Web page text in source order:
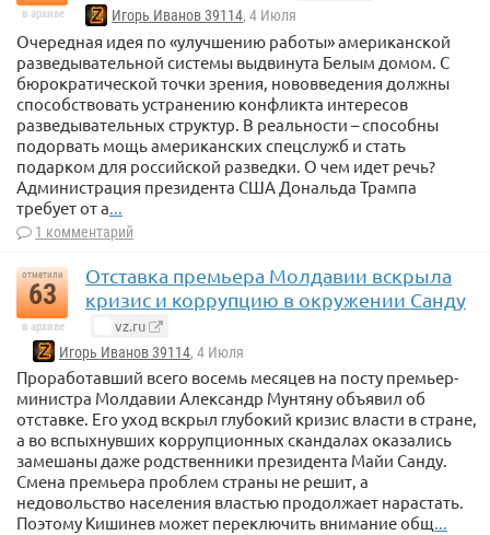
в архиве Игорь Иванов 39114, 4 Июля
Очередная идея по «улучшению работы» американской
разведывательной системы выдвинута Белым домом. С
бюрократической точки зрения, нововведения должны
способствовать устранению конфликта интересов
разведывательных структур. В реальности – способны
подорвать мощь американских спецслужб и стать
подарком для российской разведки. О чем идет речь?
Администрация президента США Дональда Трампа
требует от а
1 комментарий
отметили
63
в архиве
Отставка премьера Молдавии вскрыла
кризис и коррупцию в окружении Санду
vz.ru
Игорь Иванов 39114, 4 Июля
Проработавший всего восемь месяцев на посту премьер-
министра Молдавии Александр Мунтяну объявил об
отставке. Его уход вскрыл глубокий кризис власти в стране,
а во вспыхнувших коррупционных скандалах оказались
замешаны даже родственники президента Майи Санду.
Смена премьера проблем страны не решит, а
недовольство населения властью продолжает нарастать.
Поэтому Кишинев может переключить внимание общ...